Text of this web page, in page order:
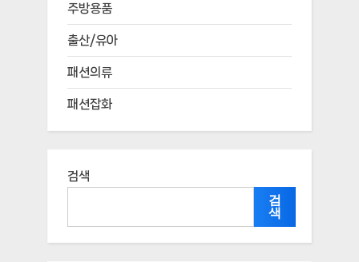
주방용품
출산/유아
패션의류
패션잡화
검색
검
색